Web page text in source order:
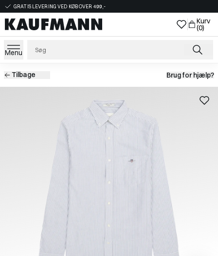
GRATIS LEVERING VED KØB OVER 499,-
Kurv
(0)
Menu
Tilbage Brug for hjælp?